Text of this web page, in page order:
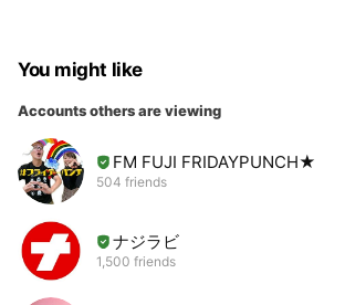
You might like
Accounts others are viewing
FM FUJI FRIDAYPUNCH★
504 friends
ナジラビ
1,500 friends